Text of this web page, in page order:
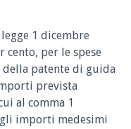
1 dicembre
cento, per le spese
patente di guida
prevista
al comma 1
importi medesimi